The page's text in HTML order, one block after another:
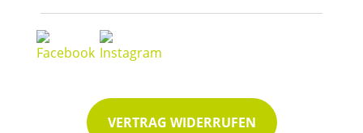
VERTRAG WIDERRUFEN